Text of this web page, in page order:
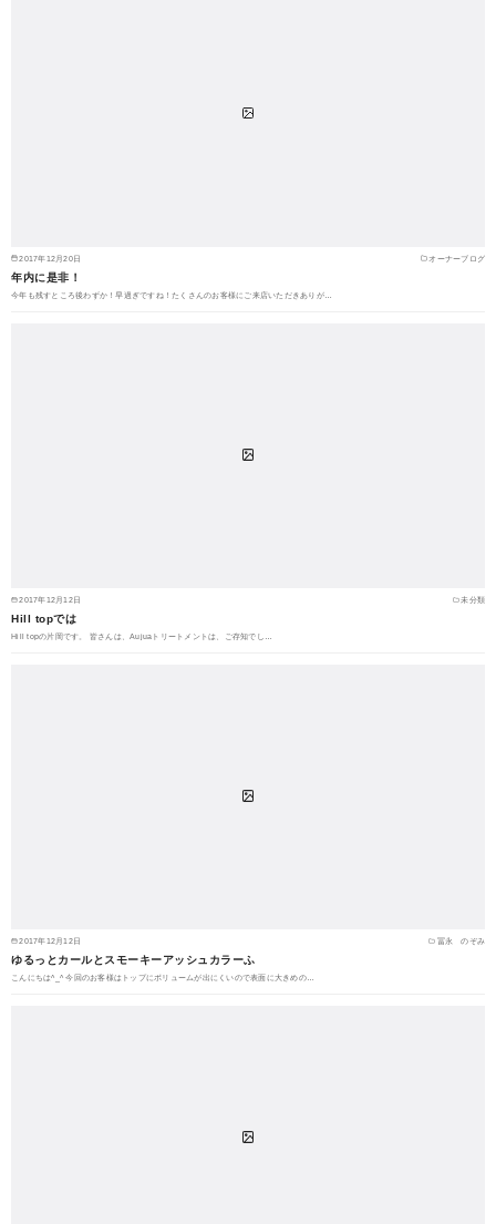
2017年12月20日 オーナーブログ
年内に是非！
今年も残すところ後わずか！早過ぎですね！たくさんのお客様にご来店いただきありが…
2017年12月12日 未分類
Hill topでは
Hill topの片岡です。 皆さんは、Aujuaトリートメントは、ご存知でし…
2017年12月12日 冨永 のぞみ
ゆるっとカールとスモーキーアッシュカラーふ
こんにちは^_^ 今回のお客様はトップにボリュームが出にくいので表面に大きめの…